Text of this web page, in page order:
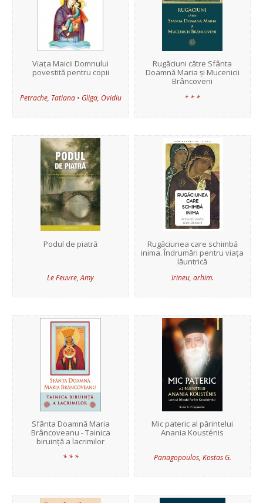
Viața Maicii Domnului
povestită pentru copii
Petrache, Tatiana• Gliga, Ovidiu
Rugăciuni către Sfânta
Doamnă Maria și Mucenicii
Brâncoveni
* * *
Podul de piatră
Le Feuvre, Amy
Rugăciunea care schimbă
inima. Îndrumări pentru viața
lăuntrică
Irineu, arhim.
Sfânta Doamnă Maria
Brâncoveanu - Tainica
biruință a lacrimilor
* * *
Mic pateric al părintelui
Anania Kousténis
Panagopoulos, Kostas G.